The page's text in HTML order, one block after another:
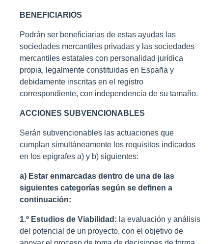
BENEFICIARIOS
Podrán ser beneficiarias de estas ayudas las
sociedades mercantiles privadas y las sociedades
mercantiles estatales con personalidad jurídica
propia, legalmente constituidas en España y
debidamente inscritas en el registro
correspondiente, con independencia de su tamaño.
ACCIONES SUBVENCIONABLES
Serán subvencionables las actuaciones que
cumplan simultáneamente los requisitos indicados
en los epígrafes a) y b) siguientes:
a) Estar enmarcadas dentro de una de las
siguientes categorías según se definen a
continuación:
1.º Estudios de Viabilidad: la evaluación y análisis
del potencial de un proyecto, con el objetivo de